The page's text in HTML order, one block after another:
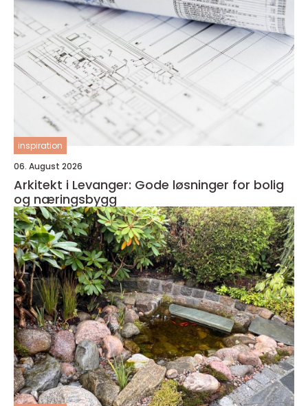
inspiration
06. August 2026
Arkitekt i Levanger: Gode løsninger for bolig
og næringsbygg